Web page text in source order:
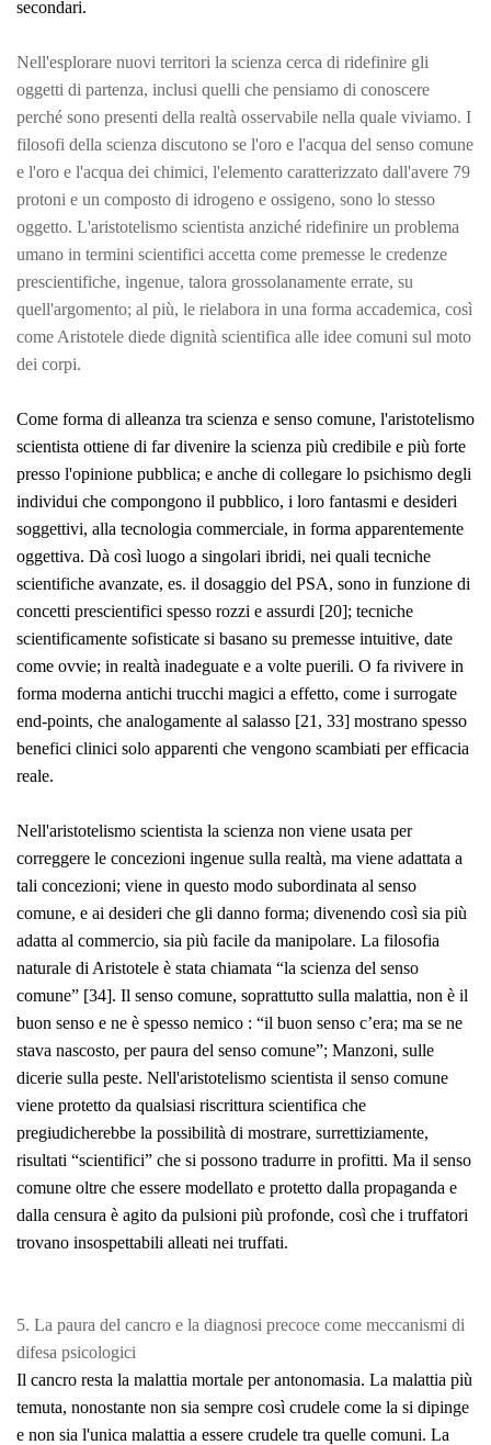
secondari.
Nell'esplorare nuovi territori la scienza cerca di ridefinire gli
oggetti di partenza, inclusi quelli che pensiamo di conoscere
perché sono presenti della realtà osservabile nella quale viviamo. I
filosofi della scienza discutono se l'oro e l'acqua del senso comune
e l'oro e l'acqua dei chimici, l'elemento caratterizzato dall'avere 79
protoni e un composto di idrogeno e ossigeno, sono lo stesso
oggetto. L'aristotelismo scientista anziché ridefinire un problema
umano in termini scientifici accetta come premesse le credenze
prescientifiche, ingenue, talora grossolanamente errate, su
quell'argomento; al più, le rielabora in una forma accademica, così
come Aristotele diede dignità scientifica alle idee comuni sul moto
dei corpi.
Come forma di alleanza tra scienza e senso comune, l'aristotelismo
scientista ottiene di far divenire la scienza più credibile e più forte
presso l'opinione pubblica; e anche di collegare lo psichismo degli
individui che compongono il pubblico, i loro fantasmi e desideri
soggettivi, alla tecnologia commerciale, in forma apparentemente
oggettiva. Dà così luogo a singolari ibridi, nei quali tecniche
scientifiche avanzate, es. il dosaggio del PSA, sono in funzione di
concetti prescientifici spesso rozzi e assurdi [20]; tecniche
scientificamente sofisticate si basano su premesse intuitive, date
come ovvie; in realtà inadeguate e a volte puerili. O fa rivivere in
forma moderna antichi trucchi magici a effetto, come i surrogate
end-points, che analogamente al salasso [21, 33] mostrano spesso
benefici clinici solo apparenti che vengono scambiati per efficacia
reale.
Nell'aristotelismo scientista la scienza non viene usata per
correggere le concezioni ingenue sulla realtà, ma viene adattata a
tali concezioni; viene in questo modo subordinata al senso
comune, e ai desideri che gli danno forma; divenendo così sia più
adatta al commercio, sia più facile da manipolare. La filosofia
naturale di Aristotele è stata chiamata “la scienza del senso
comune” [34]. Il senso comune, soprattutto sulla malattia, non è il
buon senso e ne è spesso nemico : “il buon senso c’era; ma se ne
stava nascosto, per paura del senso comune”; Manzoni, sulle
dicerie sulla peste. Nell'aristotelismo scientista il senso comune
viene protetto da qualsiasi riscrittura scientifica che
pregiudicherebbe la possibilità di mostrare, surrettiziamente,
risultati “scientifici” che si possono tradurre in profitti. Ma il senso
comune oltre che essere modellato e protetto dalla propaganda e
dalla censura è agito da pulsioni più profonde, così che i truffatori
trovano insospettabili alleati nei truffati.
5. La paura del cancro e la diagnosi precoce come meccanismi di
difesa psicologici
Il cancro resta la malattia mortale per antonomasia. La malattia più
temuta, nonostante non sia sempre così crudele come la si dipinge
e non sia l'unica malattia a essere crudele tra quelle comuni. La